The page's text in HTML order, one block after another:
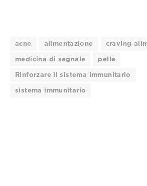
acne alimentazione craving
medicina di segnale pelle
Rinforzare il sistema immunitario
sistema immunitario